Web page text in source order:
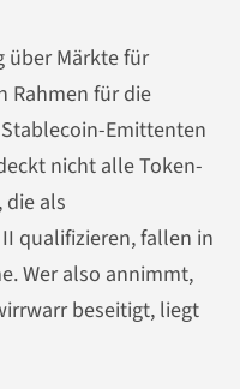
über Märkte für
Rahmen für die
Emittenten
nicht alle Token-
die als
qualifizieren, fallen in
Wer also annimmt,
beseitigt, liegt